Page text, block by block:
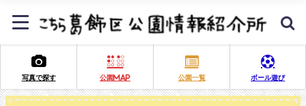
写真で探す 公園MAP 公園一覧 ボール遊び